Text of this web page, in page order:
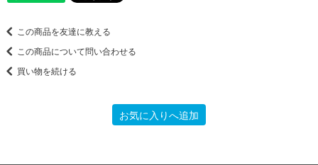
この商品を友達に教える
この商品について問い合わせる
買い物を続ける
お気に入りへ追加